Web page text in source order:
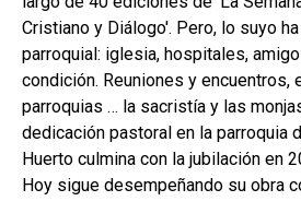
Cristiano y Diálogo'. Pero, lo suyo
parroquial: iglesia, hospitales,
condición. Reuniones y encuentros,
parroquias … la sacristía y las
dedicación pastoral en la parroquia
Huerto culmina con la jubilación en
Hoy sigue desempeñando su obra